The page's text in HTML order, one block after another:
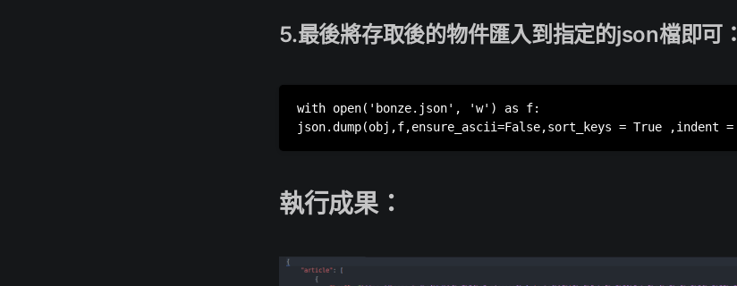
5.最後將存取後的物件匯入到指定的json檔即可：
with open('bonze.json', 'w') as f:
執行成果：